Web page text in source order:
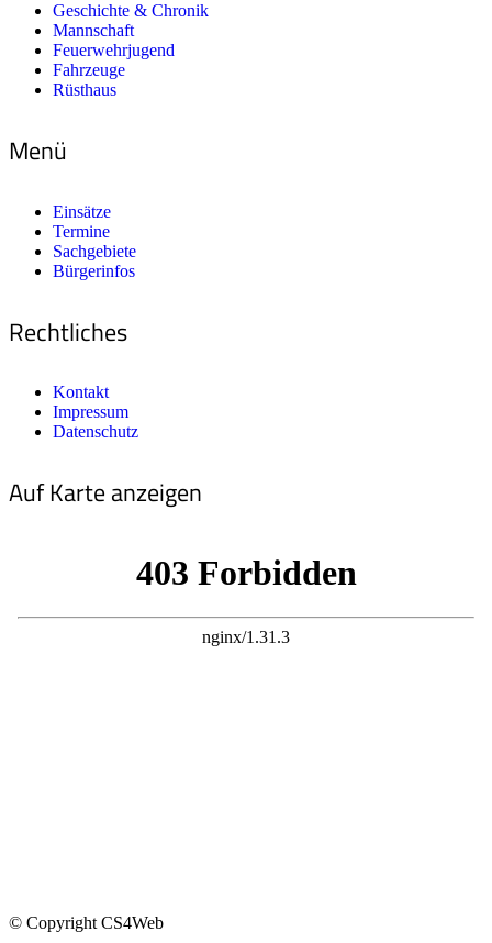
Geschichte & Chronik
Mannschaft
Feuerwehrjugend
Fahrzeuge
Rüsthaus
Menü
Einsätze
Termine
Sachgebiete
Bürgerinfos
Rechtliches
Kontakt
Impressum
Datenschutz
Auf Karte anzeigen
© Copyright CS4Web